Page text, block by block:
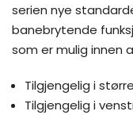
serien nye
banebrytende
som er mulig innen
Tilgjengelig i
Tilgjengelig i